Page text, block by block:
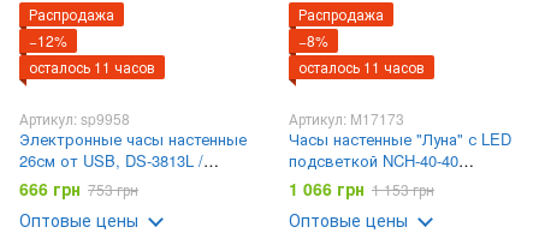
Распродажа
−12%
осталось 11 часов
Артикул: sp9958
Электронные часы настенные
26см от USB, DS-3813L /
Цифровые часы на стену /
Настольный LED
666 грн 753 грн
Оптовые цены
Распродажа
−8%
осталось 11 часов
Артикул: M17173
Часы настенные "Луна" с LED
подсветкой NCH-40-40
АРАБСКИЕ+ТОЧКИ
1 066 грн 1 153 грн
Оптовые цены